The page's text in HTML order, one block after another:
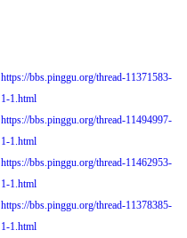
https://bbs.pinggu.org/thread-11371583-
1-1.html
https://bbs.pinggu.org/thread-11494997-
1-1.html
https://bbs.pinggu.org/thread-11462953-
1-1.html
https://bbs.pinggu.org/thread-11378385-
1-1.html